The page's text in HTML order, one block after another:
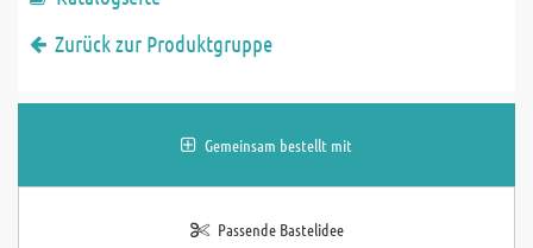
Zurück zur Produktgruppe
Gemeinsam bestellt mit
Passende Bastelidee